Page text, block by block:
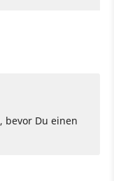
, bevor Du einen